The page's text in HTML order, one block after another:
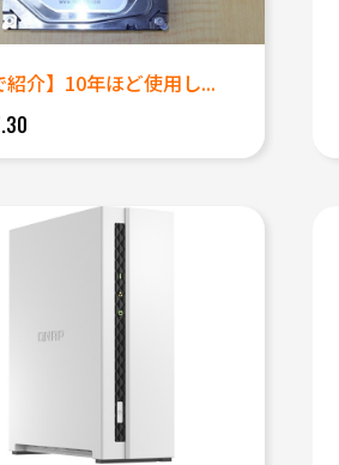
紹介】10年ほど使用し...